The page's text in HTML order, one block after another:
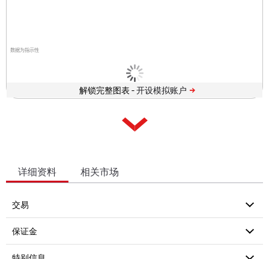
数据为指示性
解锁完整图表 -
详细资料 相关市场